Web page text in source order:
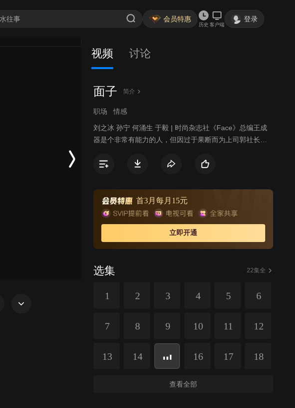
会员特惠
历史 客户端
登录
视频 讨论
面子 简介
职场 情感
刘之冰 孙宁 何涌生 于毅 | 时尚杂志社《Face》总编王成
器是个非常有能力的人，但因过于果断而为上司郭社长所
岗。由王成器一手提携起来的赵博风蠢蠢欲动，向王成器
协助王成器完成竞争上岗的工作，王成器明白高影是来分
散他手中的权力的，因此对高影心存芥蒂。竞争伊始，两
人总是争峰相对，但在接下来的相处中，王成器发现高影
并不如自己想像中的那么讨厌，甚至开始心生好感，两人
一步步发展到了情难自已的地步。
首3月每月15元
立即开通
选集 22集全
1 2 3 4 5 6
7 8 9 10 11 12
13 14 16 17 18
查看全部